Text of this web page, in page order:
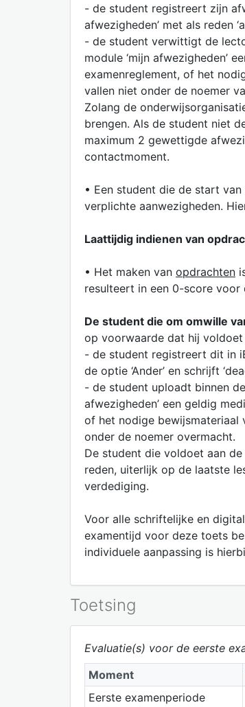
- de student registreert zijn
afwezigheden’ met als reden
- de student verwittigt de
module ‘mijn afwezigheden’
examenreglement, of het
vallen niet onder de noemer
Zolang de
brengen. Als de student niet
maximum 2 gewettigde
contactmoment.
• Een student die de start
verplichte aanwezigheden.
Laattijdig indienen van
• Het maken van opdrachten
resulteert in een 0-score voor
De student die om omwille
op voorwaarde dat hij
- de student registreert dit in
de optie ‘Ander’ en schrijft
- de student uploadt binnen
afwezigheden’ een geldig
of het nodige bewijsmateriaal
onder de noemer overmacht.
De student die voldoet aan
reden, uiterlijk op de laatste
verdediging.
Voor alle schriftelijke en
examentijd voor deze toets
individuele aanpassing is
Toetsing
Evaluatie(s) voor de eerste
Moment
Eerste examenperiode